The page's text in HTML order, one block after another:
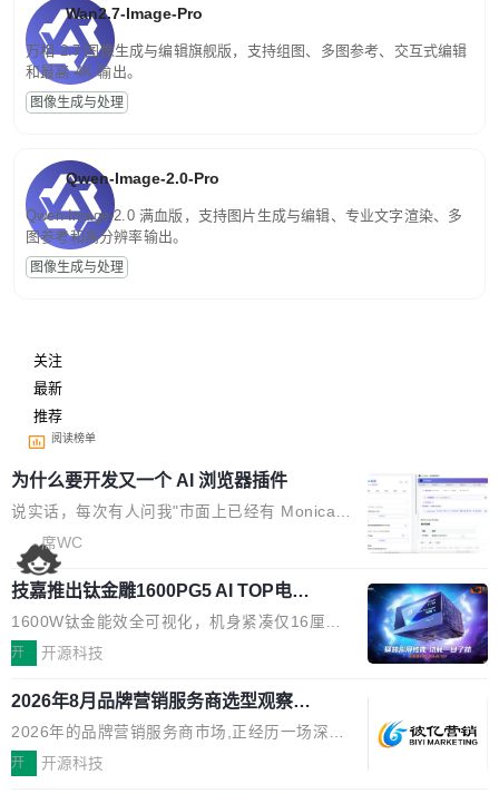
Wan2.7-Image-Pro
万相 2.7 图像生成与编辑旗舰版，支持组图、多图参考、交互式编辑
和最高 4K 输出。
图像生成与处理
Qwen-Image-2.0-Pro
Qwen-Image-2.0 满血版，支持图片生成与编辑、专业文字渲染、多
图参考和高分辨率输出。
图像生成与处理
关注
最新
推荐
阅读榜单
为什么要开发又一个 AI 浏览器插件
说实话，每次有人问我"市面上已经有 Monica、
Sider、Copilot for Chrome 这些 AI 浏览器插件
了，你为什么还要再做一个"，我都觉得这个问题
问得好。 因为我自己也是从用户变成开发者的。
现有产品的天花板 我用过不少 AI 浏览器插件。
刚开始觉得都挺好——选中一段文字，弹出解
要。但用久了你会发现，它们本质上都是同一类
东西：一个带网页上下文的聊天框。 它们能读取
页面的文本，然后把文本丢给大模型，再返回一
段回答。仅此而已。 这当然有用，但总觉得差点
席WC
技嘉推出钛金雕1600PG5 AI TOP电
源：为发烧级主机与本地AI算力打造旗
舰供电方案
1600W钛金能效全可视化，机身紧凑仅16厘米
继2026台北电脑展首度亮相后，技嘉科技近日正
电源专为发烧级DIY主机与本地AI算力平台打
造，整机长度仅16厘米，提供1600W额定功率
与80PLUS钛金能效；支持ATX 3.1与PCIe 5.1
规范，结合服务器级元件、完善供电线材与内置
开 开源科技
2026年8月品牌营销服务商选型观察：
从流量思维到品牌资产思维的范式转移
2026年的品牌营销服务商市场,正经历一场深刻
的价值重构。全球全案品牌代理机构市场从2025
开 开源科技